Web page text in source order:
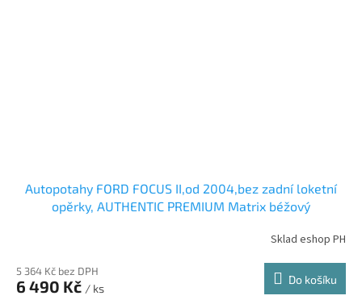
Autopotahy FORD FOCUS II,od 2004,bez zadní loketní
opěrky, AUTHENTIC PREMIUM Matrix béžový
Sklad eshop PH
5 364 Kč bez DPH
6 490 Kč / ks
Do košíku